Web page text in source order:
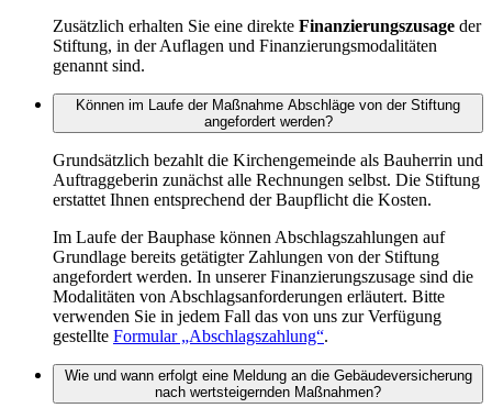
Zusätzlich erhalten Sie eine direkte Finanzierungszusage der
Stiftung, in der Auflagen und Finanzierungsmodalitäten
genannt sind.
Können im Laufe der Maßnahme Abschläge von der Stiftung
angefordert werden?
Grundsätzlich bezahlt die Kirchengemeinde als Bauherrin und
Auftraggeberin zunächst alle Rechnungen selbst. Die Stiftung
erstattet Ihnen entsprechend der Baupflicht die Kosten.
Im Laufe der Bauphase können Abschlagszahlungen auf
Grundlage bereits getätigter Zahlungen von der Stiftung
angefordert werden. In unserer Finanzierungszusage sind die
Modalitäten von Abschlagsanforderungen erläutert. Bitte
verwenden Sie in jedem Fall das von uns zur Verfügung
gestellte Formular „Abschlagszahlung“.
Wie und wann erfolgt eine Meldung an die Gebäudeversicherung
nach wertsteigernden Maßnahmen?